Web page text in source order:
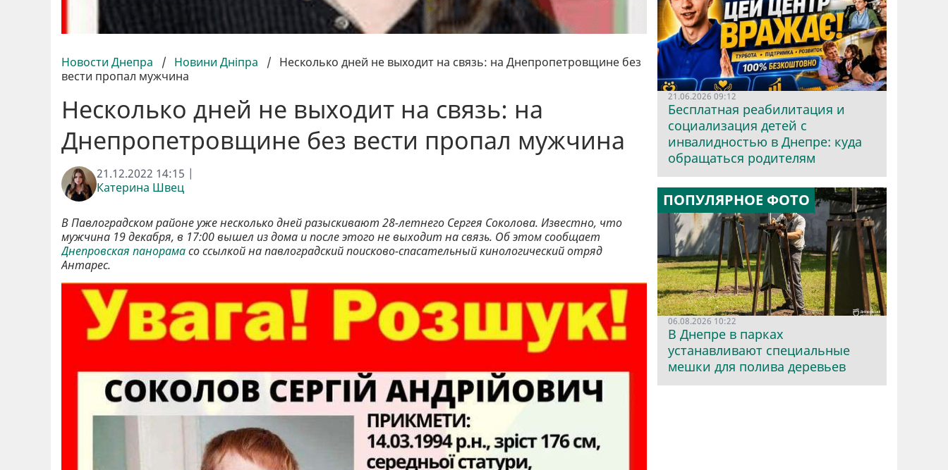
Новости Днепра / Новини Дніпра / Несколько дней не выходит на связь: на Днепропетровщине без
вести пропал мужчина
Несколько дней не выходит на связь: на
Днепропетровщине без вести пропал мужчина
21.12.2022 14:15 |
Катерина Швец
В Павлоградском районе уже несколько дней разыскивают 28-летнего Сергея Соколова. Известно, что
мужчина 19 декабря, в 17:00 вышел из дома и после этого не выходит на связь. Об этом сообщает
Днепровская панорамасо ссылкой на павлоградский поисково-спасательный кинологический отряд
Антарес.
21.06.2026 09:12
Бесплатная реабилитация и
социализация детей с
инвалидностью в Днепре: куда
обращаться родителям
ПОПУЛЯРНОЕ ФОТО
06.08.2026 10:22
В Днепре в парках
устанавливают специальные
мешки для полива деревьев